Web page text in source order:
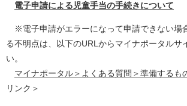
電子申請による児童手当の手続きについて
※電子申請がエラーになって申請できない場
る不明点は、以下のURLからマイナポータルサ
い。
マイナポータル＞よくある質問＞準備するも
リンク＞